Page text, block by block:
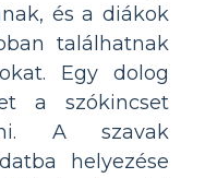
és a diákok
találhatnak
Egy dolog
a szókincset
A szavak
helyezése